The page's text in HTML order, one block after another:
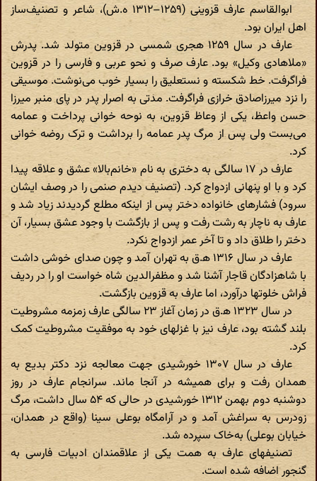
ابوالقاسم عارف قزوینی (۱۲۵۹–۱۳۱۲ ه.ش)، شاعر و تصنیف‌ساز
اهل ایران بود.
عارف در سال ۱۲۵۹ هجری شمسی در قزوین متولد شد. پدرش
«ملاهادی وکیل» بود. عارف صرف و نحو عربی و فارسی را در قزوین
فراگرفت. خط شکسته و نستعلیق را بسیار خوب می‌نوشت. موسیقی
را نزد میرزاصادق خرازی فراگرفت. مدتی به اصرار پدر در پای منبر میرزا
حسن واعظ، یکی از وعاظ قزوین، به نوحه خوانی پرداخت و عمامه
می‌بست ولی پس از مرگ پدر عمامه را برداشت و ترک روضه خوانی
کرد.
عارف در ۱۷ سالگی به دختری به نام «خانم‌بالا» عشق و علاقه پیدا
کرد و با او پنهانی ازدواج کرد. (تصنیف دیدم صنمی را در وصف ایشان
سرود) فشارهای خانواده دختر پس از اینکه مطلع گردیدند زیاد شد و
عارف به ناچار به رشت رفت و پس از بازگشت با وجود عشق بسیار، آن
دختر را طلاق داد و تا آخر عمر ازدواج نکرد.
عارف در سال ۱۳۱۶ ه‍.ق به تهران آمد و چون صدای خوشی داشت
با شاهزادگان قاجار آشنا شد و مظفرالدین شاه خواست او را در ردیف
فراش خلوتها درآورد، اما عارف به قزوین بازگشت.
در سال ۱۳۲۳ ه‍.ق در زمان آغاز ۲۳ سالگی عارف زمزمه مشروطیت
بلند گشته بود، عارف نیز با غزلهای خود به موفقیت مشروطیت کمک
کرد.
عارف در سال ۱۳۰۷ خورشیدی جهت معالجه نزد دکتر بدیع به
همدان رفت و برای همیشه در آنجا ماند. سرانجام عارف در روز
دوشنبه دوم بهمن ۱۳۱۲ خورشیدی در حالی که ۵۴ سال داشت، مرگ
زودرس به سراغش آمد و در آرامگاه بوعلی سینا (واقع در همدان،
خیابان بوعلی) به‌خاک سپرده شد.
تصنیفهای عارف به همت یکی از علاقمندان ادبیات فارسی به
گنجور اضافه شده است.